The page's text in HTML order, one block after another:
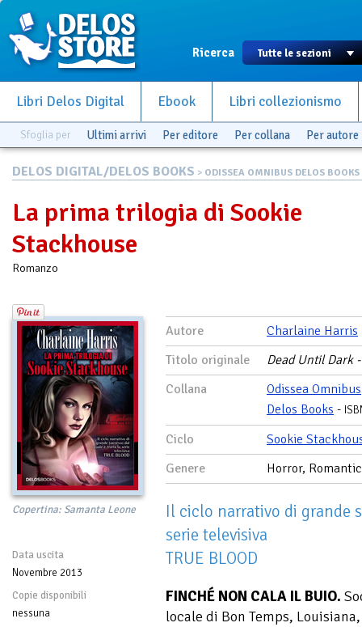
Ricerca
Libri Delos Digital Ebook Libri collezionismo
Sfoglia per Ultimi arrivi Per editore Per collana Per autore
DELOS DIGITAL/DELOS BOOKS > ODISSEA OMNIBUS DELOS BOOKS
La prima trilogia di Sookie
Stackhouse
Romanzo
Copertina: Samanta Leone
Data uscita
Novembre 2013
Copie disponibili
nessuna
Autore
Charlaine Harris
Titolo originale
Dead Until Dark
Collana
Odissea Omnibus
Delos Books -
Ciclo
Sookie
Genere
Horror,
Il ciclo narrativo di grande
serie televisiva
TRUE BLOOD
FINCHÉ NON CALA IL BUIO.
locale di Bon Temps,